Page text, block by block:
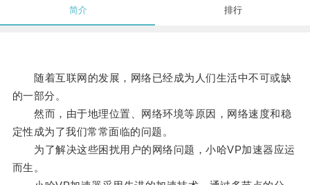
简介 排行
随着互联网的发展，网络已经成为人们生活中不可或缺
的一部分。
然而，由于地理位置、网络环境等原因，网络速度和稳
定性成为了我们常常面临的问题。
为了解决这些困扰用户的网络问题，小哈VP加速器应运
而生。